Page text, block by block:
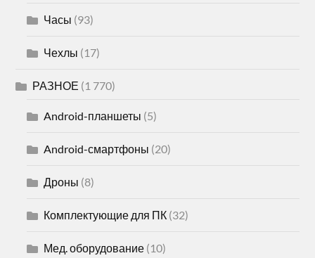
Часы (93)
Чехлы (17)
РАЗНОЕ (1 770)
Android-планшеты (5)
Android-смартфоны (20)
Дроны (8)
Комплектующие для ПК (32)
Мед. оборудование (10)